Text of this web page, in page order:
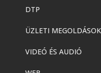
DTP
ÜZLETI MEGOLDÁSOK
VIDEÓ ÉS AUDIÓ